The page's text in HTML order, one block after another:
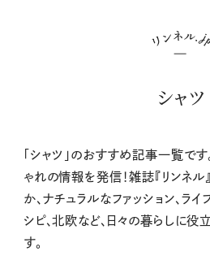
シャツ
「シャツ」のおすすめ記事一覧で
ゃれの情報を発信！雑誌『リンネ
か、ナチュラルなファッション、ライ
シピ、北欧など、日々の暮らしに役
す。